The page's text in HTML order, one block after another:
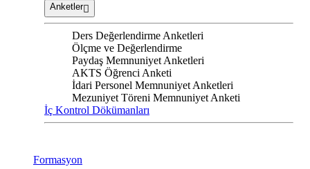
Anketler
Ders Değerlendirme Anketleri
Ölçme ve Değerlendirme
Paydaş Memnuniyet Anketleri
AKTS Öğrenci Anketi
İdari Personel Memnuniyet Anketleri
Mezuniyet Töreni Memnuniyet Anketi
İç Kontrol Dökümanları
Formasyon